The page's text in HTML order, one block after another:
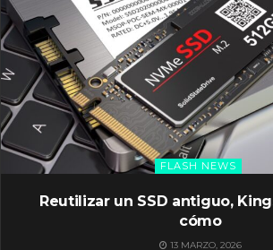
FLASH NEWS
Reutilizar un SSD antiguo,
cómo
13 MARZO, 2026